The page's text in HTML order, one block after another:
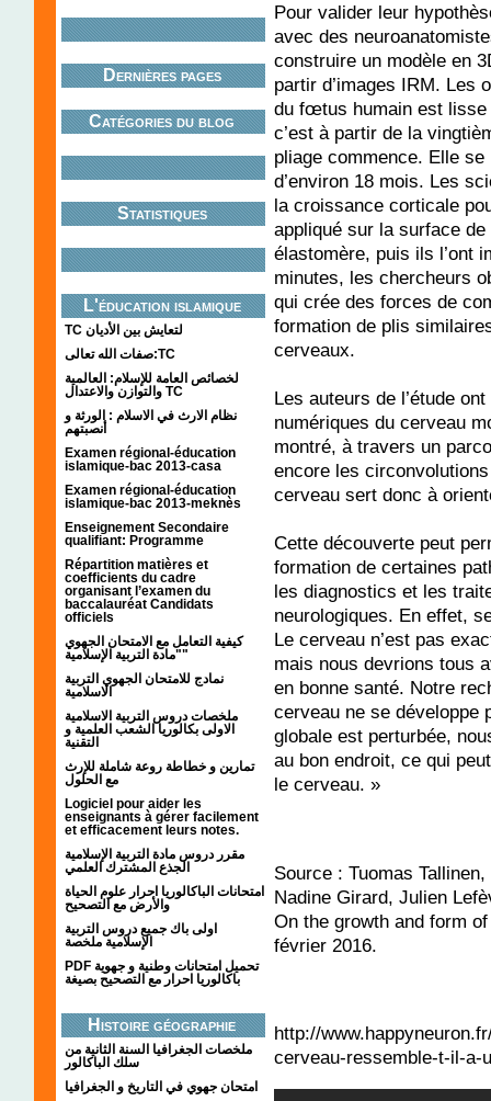
Dernières pages
Catégories du blog
Statistiques
L'éducation islamique
TC لتعايش بين الأديان
صفات الله تعالى:TC
لخصائص العامة للإسلام: العالمية
والتوازن والاعتدال TC
نظام الارث في الاسلام : الورثة و
أنصبتهم
Examen régional-éducation
islamique-bac 2013-casa
Examen régional-éducation
islamique-bac 2013-meknès
Enseignement Secondaire
qualifiant: Programme
Répartition matières et
coefficients du cadre
organisant l’examen du
baccalauréat Candidats
officiels
كيفية التعامل مع الامتحان الجهوي
"مادة التربية الإسلامية"
نمادج للامتحان الجهوي التربية
الاسلامية
ملخصات دروس التربية الاسلامية
الاولى بكالوريا الشعب العلمية و
التقنية
تمارين و خطاطة روعة شاملة للإرث
مع الحلول
Logiciel pour aider les
enseignants à gérer facilement
et efficacement leurs notes.
مقرر دروس مادة التربية الإسلامية
الجذع المشترك العلمي
امتحانات الباكالوريا احرار علوم الحياة
والأرض مع التصحيح
اولى باك جميع دروس التربية
الإسلامية ملخصة
PDF تحميل امتحانات وطنية و جهوية
باكالوريا احرار مع التصحيح بصيغة
Histoire géographie
ملخصات الجغرافيا السنة الثانية من
سلك الباكالور
امتحان جهوي في التاريخ و الجغرافيا
Pour valider leur
avec des
construire un modèle en
partir d’images IRM. Les
du fœtus humain est lisse
c’est à partir de la
pliage commence. Elle se
d’environ 18 mois. Les
la croissance corticale
appliqué sur la surface
élastomère, puis ils l’ont
minutes, les chercheurs
qui crée des forces de
formation de plis
cerveaux.
Les auteurs de l’étude
numériques du cerveau
montré, à travers un
encore les
cerveau sert donc à
Cette découverte peut
formation de certaines
les diagnostics et les
neurologiques. En effet,
Le cerveau n’est pas
mais nous devrions tous
en bonne santé. Notre
cerveau ne se développe
globale est perturbée,
au bon endroit, ce qui
le cerveau. »
Source : Tuomas
Nadine Girard, Julien
On the growth and form
février 2016.
http://
cerveau-ressemble-t-il-a-